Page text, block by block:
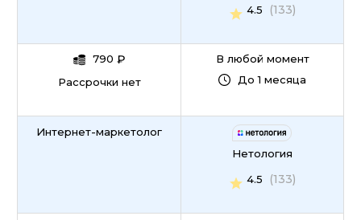
790 ₽
Рассрочки нет
4.5
(133)
В любой момент
До 1 месяца
Интернет-маркетолог
Нетология
4.5
(133)